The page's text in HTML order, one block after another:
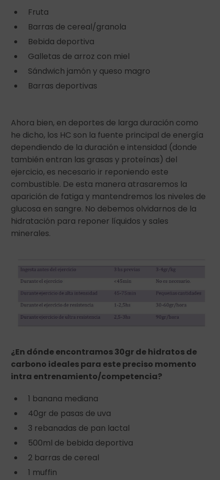
Fruta
Barras de cereal/granola
Bebida deportiva
Galletas de arroz con miel
Sándwich jamón y queso magro
Barras deportivas
Ahora bien, en deportes de larga duración como
he dicho, los HC son la fuente principal de energía
dependiendo de la duración e intensidad (donde
también entran las grasas y proteínas) del
ejercicio, es necesario ir reponiendo este
combustible. De esta manera atrasaremos la
aparición de fatiga y mantendremos los niveles de
glucosa en sangre. No debemos olvidarnos de la
hidratación para reponer líquidos y sales
minerales.
¿En dónde encontramos 30gr de hidratos de
carbono ideales para este preciso momento
intra entrenamiento/competencia?
1 banana mediana
40gr de pasas de uva
3 rebanadas de pan lactal
500ml de bebida deportiva
2 barras de cereal
1 muffin